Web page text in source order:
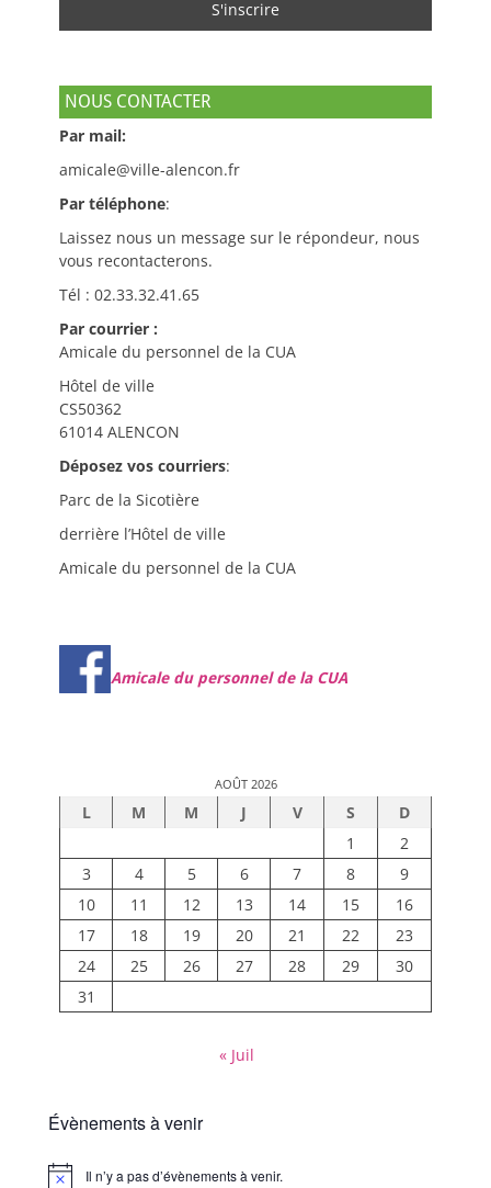
NOUS CONTACTER
Par mail:
amicale@ville-alencon.fr
Par téléphone:
Laissez nous un message sur le répondeur, nous
vous recontacterons.
Tél : 02.33.32.41.65
Par courrier :
Amicale du personnel de la CUA
Hôtel de ville
CS50362
61014 ALENCON
Déposez vos courriers:
Parc de la Sicotière
derrière l’Hôtel de ville
Amicale du personnel de la CUA
Amicale du personnel de la CUA
AOÛT 2026
L M M J V S
D
1
2
3
4 5 6 7 8
9
10
11 12 13 14 15
16
17
18 19 20 21 22
23
24
25 26 27 28 29
30
31
« Juil
Évènements à venir
Notice Il n’y a pas d’évènements à venir.